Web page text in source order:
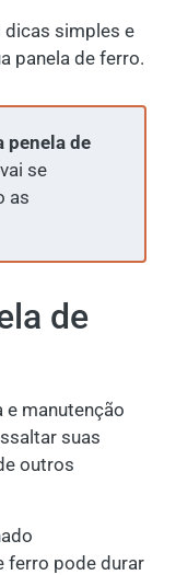
dicas simples e
panela de ferro.
penela de
se
as
de
manutenção
suas
outros
ferro pode durar